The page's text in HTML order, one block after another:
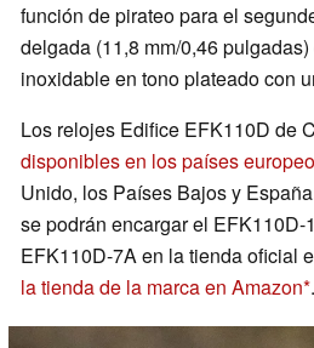
función de pirateo para el
delgada (11,8 mm/0,46
inoxidable en tono plateado con
Los relojes Edifice EFK110D de
disponibles en los países
Unido, los Países Bajos y
se podrán encargar el
EFK110D-7A en la tienda oficial
la tienda de la marca en Amazon .